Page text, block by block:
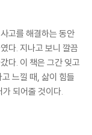
고했다고 토닥여 주
워져 인생의 중압감
어 쉬지 않고 달리고
찔러대는 인간관계,
수 없는 돈 걱정, 무한
을 법한 공감도 높은
고를 해결하는 동안
다. 지나고 보니 깔끔
다. 이 책은 그간 잊고
느낄 때, 삶이 힘들
되어줄 것이다.